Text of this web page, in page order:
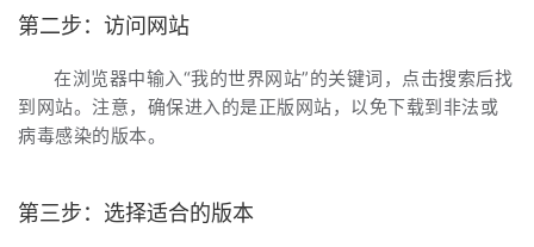
第二步：访问网站
在浏览器中输入“我的世界网站”的关键词，点击搜索后找
到网站。注意，确保进入的是正版网站，以免下载到非法或
病毒感染的版本。
第三步：选择适合的版本